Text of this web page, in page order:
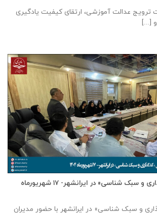
عدالت آموزشی، ارتقای کیفیت یادگیری
[...]
کارگاه آموزشی «کدگذاری و سبک شناسی» در ایرانشهر- ۱۷ شهریورماه
و سبک شناسی» در ایرانشهر با حضور مدیران